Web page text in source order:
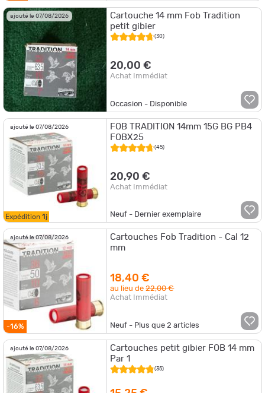
ajouté le 07/08/2026
Cartouche 14 mm Fob Tradition
petit gibier
(30)
20,00 €
Achat Immédiat
Occasion - Disponible
ajouté le 07/08/2026
Expédition 1j
FOB TRADITION 14mm 15G BG PB4
FOBX25
(45)
20,90 €
Achat Immédiat
Neuf - Dernier exemplaire
ajouté le 07/08/2026
-16%
Cartouches Fob Tradition - Cal 12
mm
18,40 €
au lieu de22,00 €
Achat Immédiat
Neuf - Plus que2 articles
ajouté le 07/08/2026
Cartouches petit gibier FOB 14 mm
Par 1
(35)